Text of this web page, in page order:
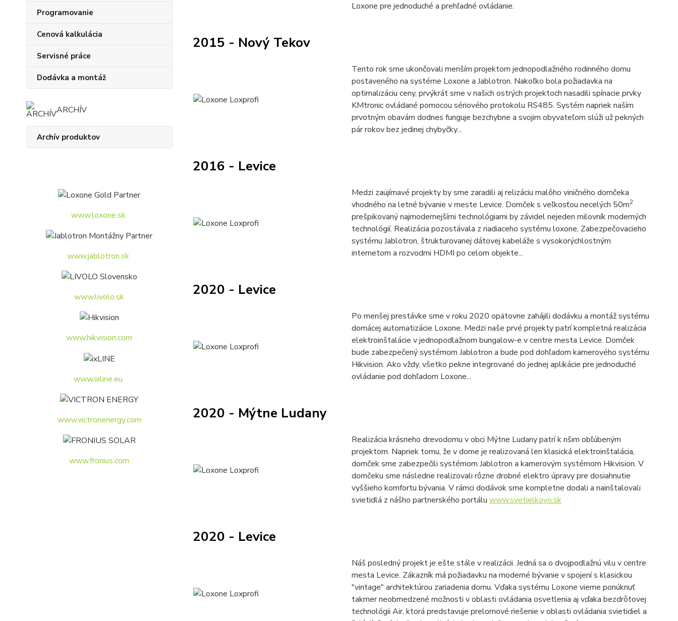
Programovanie
Cenová kalkulácia
Servisné práce
Dodávka a montáž
ARCHÍV
Archív produktov
www.loxone.sk
www.jablotron.sk
www.livolo.sk
www.hikvision.com
www.ixline.eu
www.victronenergy.com
www.fronius.com
Loxone pre jednoduché a prehľadné ovládanie.
2015 - Nový Tekov
Tento rok sme ukončovali menším projektom jednopodlažného rodinného domu
postaveného na systéme Loxone a Jablotron. Nakoľko bola požiadavka na
optimalizáciu ceny, prvýkrát sme v našich ostrých projektoch nasadili spínacie prvky
KMtronic ovládané pomocou sériového protokolu RS485. Systém napriek naším
prvotným obavám dodnes funguje bezchybne a svojim obyvateľom slúži už pekných
pár rokov bez jedinej chybyčky...
2016 - Levice
Medzi zaujímavé projekty by sme zaradili aj relizáciu malôho viničného domčeka
vhodného na letné bývanie v meste Levice. Domček s veľkosťou necelých 50m2
prešpikovaný najmodernejšími technológiami by závidel nejeden milovník moderných
technológií. Realizácia pozostávala z riadiaceho systému loxone, Zabezpečovacieho
systému Jablotron, štrukturovanej dátovej kabeláže s vysokorýchlostným
internetom a rozvodmi HDMI po celom objekte...
2020 - Levice
Po menšej prestávke sme v roku 2020 opätovne zahájili dodávku a montáž systému
domácej automatizácie Loxone. Medzi naše prvé projekty patrí kompletná realizácia
elektroinštalácie v jednopodlažnom bungalow-e v centre mesta Levice. Domček
bude zabezpečený systémom Jablotron a bude pod dohľadom kamerového systému
Hikvision. Ako vždy, všetko pekne integrované do jednej aplikácie pre jednoduché
ovládanie pod dohľadom Loxone...
2020 - Mýtne Ludany
Realizácia krásneho drevodomu v obci Mýtne Ludany patrí k nšim obľúbeným
projektom. Napriek tomu, že v dome je realizovaná len klasická elektroinštalácia,
domček sme zabezpečili systémom Jablotron a kamerovým systémom Hikvision. V
domčeku sme následne realizovali rôzne drobné elektro úpravy pre dosiahnutie
vyššieho komfortu bývania. V rámci dodávok sme kompletne dodali a nainštalovali
svietidlá z nášho partnerského portálu www.svetielkovo.sk
2020 - Levice
Náš posledný projekt je ešte stále v realizácii. Jedná sa o dvojpodlažnú vilu v centre
mesta Levice. Zákazník má požiadavku na moderné bývanie v spojení s klasickou
"vintage" architektúrou zariadenia domu. Vďaka systému Loxone vieme ponúknuť
takmer neobmedzené možnosti v oblasti ovládania osvetlenia aj vďaka bezdrôtovej
technológii Air, ktorá predstavuje prelomové riešenie v oblasti ovládania svietidiel a